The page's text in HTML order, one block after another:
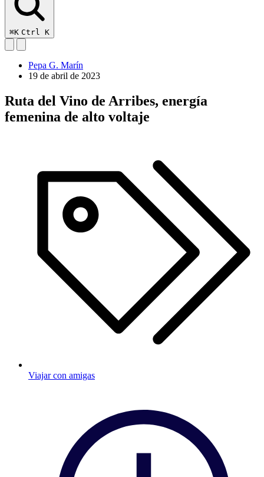
⌘K Ctrl K
Pepa G. Marín
19 de abril de 2023
Ruta del Vino de Arribes, energía
femenina de alto voltaje
Viajar con amigas